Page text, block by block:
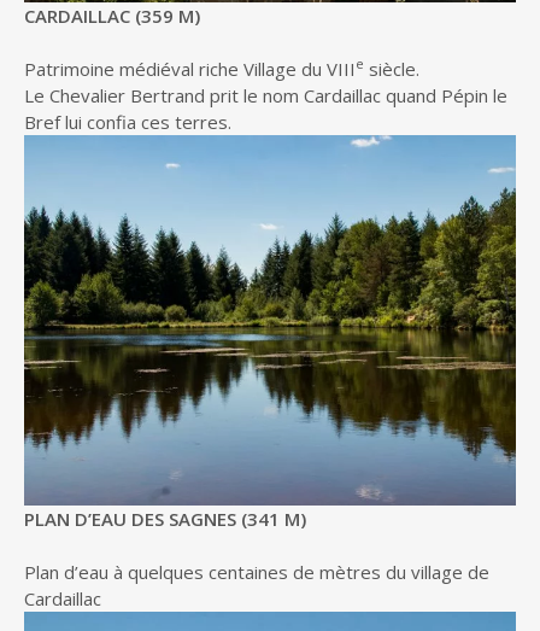
CARDAILLAC (359 M)
Patrimoine médiéval riche Village du VIII e siècle.
Le Chevalier Bertrand prit le nom Cardaillac quand Pépin le
Bref lui confia ces terres.
PLAN D’EAU DES SAGNES (341 M)
Plan d’eau à quelques centaines de mètres du village de
Cardaillac